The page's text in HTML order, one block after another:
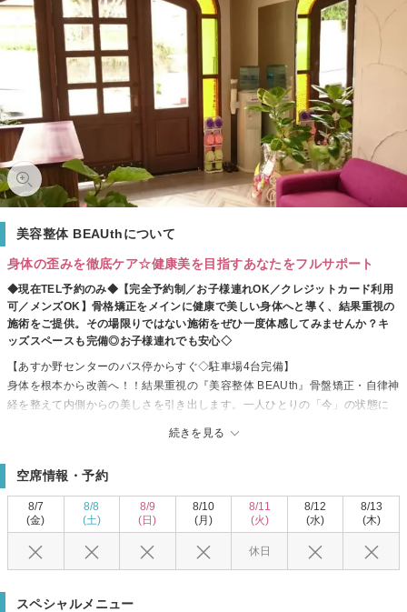
美容整体 BEAUthについて
身体の歪みを徹底ケア☆健康美を目指すあなたをフルサポート
◆現在TEL予約のみ◆【完全予約制／お子様連れOK／クレジットカード利用
可／メンズOK】骨格矯正をメインに健康で美しい身体へと導く、結果重視の
施術をご提供。その場限りではない施術をぜひ一度体感してみませんか？キ
ッズスペースも完備◎お子様連れでも安心◇
続きを見る
【あすか野センターのバス停からすぐ◇駐車場4台完備】
身体を根本から改善へ！！結果重視の『美容整体 BEAUth』骨盤矯正・自律神
経を整えて内側からの美しさを引き出します。一人ひとりの「今」の状態に
気になる箇所をしっかりケア◆基盤となる骨盤など、根本的な原因からアプ
ローチすることで、身体の歪みや不調を改善へ。身体を熟知した整体師によ
るカウンセリング・検査で、一人ひとりに最善の施術を行ってくれる「ダイ
もおすすめです。
空席情報・予約
8/7
(金)
8/8
(土)
8/9
(日)
8/10
(月)
8/11
(火)
休日
8/12
(水)
8/13
(木)
スペシャルメニュー